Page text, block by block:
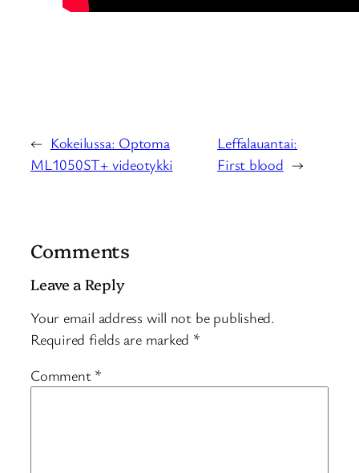
← Kokeilussa: Optoma
ML1050ST+ videotykki
Leffalauantai:
First blood →
Comments
Leave a Reply
Your email address will not be published.
Required fields are marked *
Comment *